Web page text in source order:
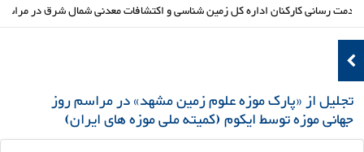
کارکنان اداره کل زمین شناسی و اکتشافات معدنی شمال شرق در مراسم
تجلیل از «پارک موزه علوم زمین مشهد» در مراسم روز
جهانی موزه توسط ایکوم (کمیته ملی موزه های ایران)